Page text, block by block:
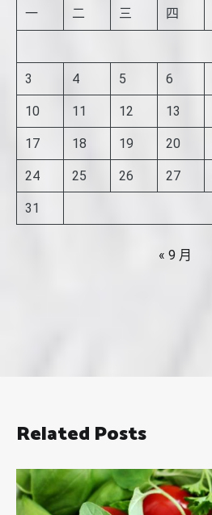
一 二 三 四
3 4 5 6
10 11 12 13
17 18 19 20
24 25 26 27
31
« 9 月
Related Posts